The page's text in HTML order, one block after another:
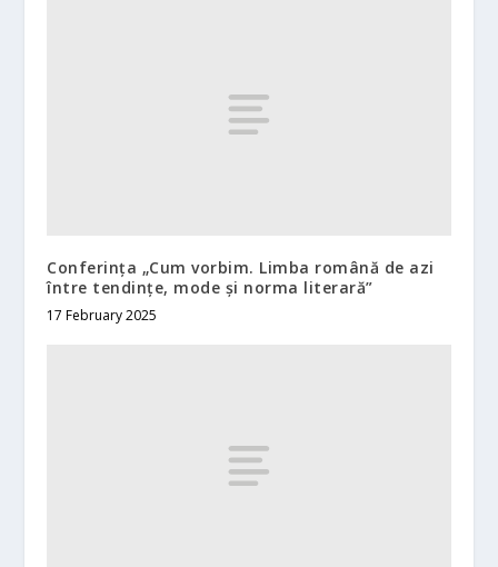
Conferința „Cum vorbim. Limba română de azi
între tendințe, mode și norma literară”
17 February 2025